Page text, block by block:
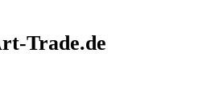
Trade.de